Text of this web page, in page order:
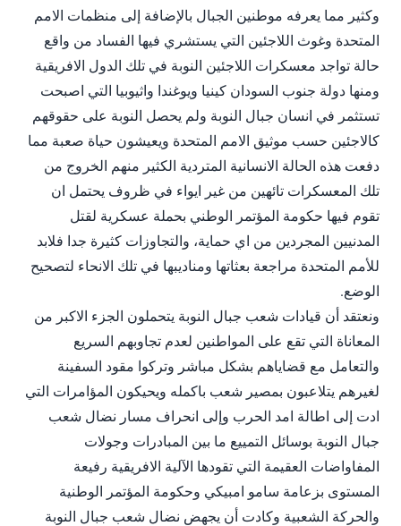
وكثير مما يعرفه موطنين الجبال بالإضافة إلى منظمات الامم
المتحدة وغوث اللاجئين التي يستشري فيها الفساد من واقع
حالة تواجد معسكرات اللاجئين النوبة في تلك الدول الافريقية
ومنها دولة جنوب السودان كينيا ويوغندا واثيوبيا التي اصبحت
تستثمر في انسان جبال النوبة ولم يحصل النوبة على حقوقهم
كالاجئين حسب موثيق الامم المتحدة ويعيشون حياة صعبة مما
دفعت هذه الحالة الانسانية المتردية الكثير منهم الخروج من
تلك المعسكرات تائهين من غير ايواء في ظروف يحتمل ان
تقوم فيها حكومة المؤتمر الوطني بحملة عسكرية لقتل
المدنيين المجردين من اي حماية، والتجاوزات كثيرة جدا فلابد
للأمم المتحدة مراجعة بعثاتها ومناديبها في تلك الانحاء لتصحيح
الوضع.
ونعتقد أن قيادات شعب جبال النوبة يتحملون الجزء الاكبر من
المعاناة التي تقع على المواطنين لعدم تجاوبهم السريع
والتعامل مع قضاياهم بشكل مباشر وتركوا مقود السفينة
لغيرهم يتلاعبون بمصير شعب باكمله ويحيكون المؤامرات التي
ادت إلى اطالة امد الحرب وإلى انحراف مسار نضال شعب
جبال النوبة بوسائل التمييع ما بين المبادرات وجولات
المفاواضات العقيمة التي تقودها الآلية الافريقية رفيعة
المستوى بزعامة سامو امبيكي وحكومة المؤتمر الوطنية
والحركة الشعبية وكادت أن يجهض نضال شعب جبال النوبة